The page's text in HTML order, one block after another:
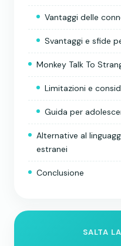
Vantaggi delle
Svantaggi e sfide
Monkey Talk To
Limitazioni e
Guida per
Alternative al
estranei
Conclusione
SALTA